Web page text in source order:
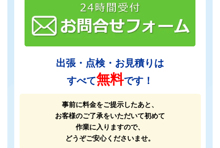
出張・点検・お見積りは
すべて無料です！
事前に料金をご提示したあと、
お客様のご了承をいただいて初めて
作業に入りますので、
どうぞご安心くださいませ。